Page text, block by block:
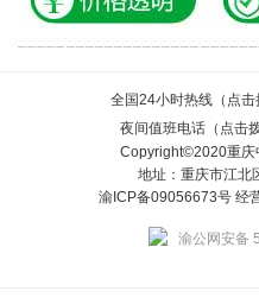
全国24小时热线（点击
夜间值班电话（点击
Copyright©2020重庆
地址：重庆市江北
渝ICP备09056673号 经
渝公网安备